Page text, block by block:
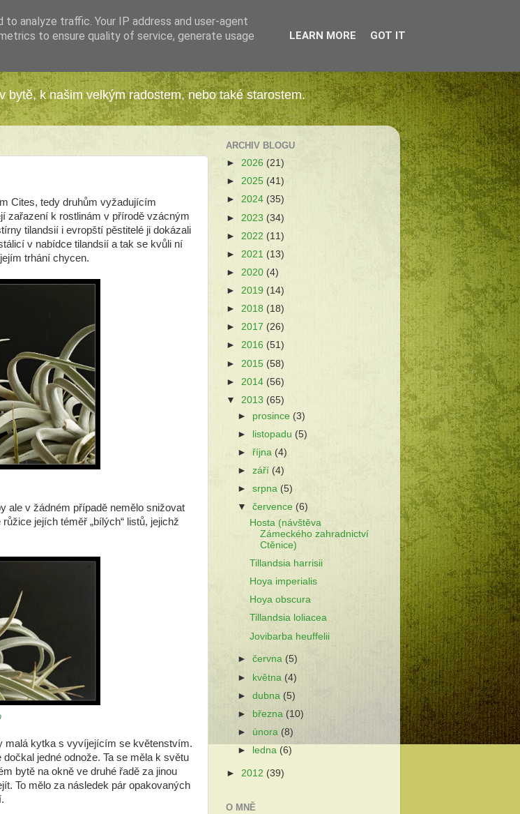
k našim velkým radostem, nebo také starostem.
Cites, tedy druhům vyžadujícím
zařazení k rostlinám v přírodě vzácným
tilandsií i evropští pěstitelé ji dokázali
v nabídce tilandsií a tak se kvůli ní
trhání chycen.
ale v žádném případě nemělo snižovat
jejích téměř „bílých“ listů, jejichž
malá kytka s vyvíjejícím se květenstvím.
jedné odnože. Ta se měla k světu
bytě na okně ve druhé řadě za jinou
To mělo za následek pár opakovaných
ARCHIV BLOGU
► 2026 (21)
► 2025 (41)
► 2024 (35)
► 2023 (34)
► 2022 (11)
► 2021 (13)
► 2020 (4)
► 2019 (14)
► 2018 (18)
► 2017 (26)
► 2016 (51)
► 2015 (58)
► 2014 (56)
▼ 2013 (65)
► prosince (3)
► listopadu (5)
►října(4)
►září (4)
►srpna(5)
▼července (6)
Hosta (návštěva
Zámeckého zahradnictví
Ctěnice)
Tillandsia harrisii
Hoya imperialis
Hoya obscura
Tillandsia loliacea
Jovibarba heuffelii
►června (5)
► května (4)
►dubna (5)
►
března (10)
► února (8)
►
ledna (6)
► 2012 (39)
O MNĚ
analyze traffic. Your IP address and user-agent
to ensure quality of service, generate usage
LEARN MORE GOT IT